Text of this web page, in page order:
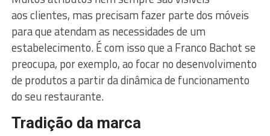
aos clientes, mas precisam fazer parte dos móveis
para que atendam as necessidades de um
estabelecimento. É com isso que a Franco Bachot se
preocupa, por exemplo, ao focar no desenvolvimento
de produtos a partir da dinâmica de funcionamento
do seu restaurante.
Tradição da marca